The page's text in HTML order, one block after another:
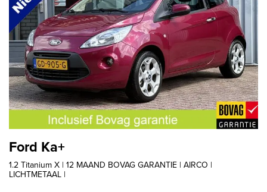
Ford Ka+
1.2 Titanium X | 12 MAAND BOVAG GARANTIE | AIRCO |
LICHTMETAAL |